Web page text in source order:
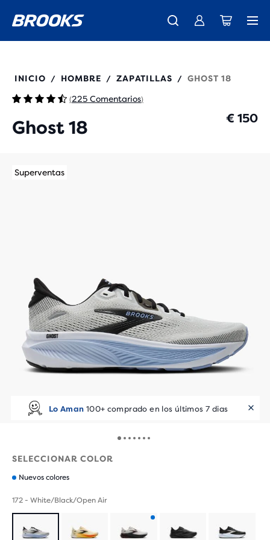
Ya están aquí las nuevas Ghost Amp - Comprar Mujer Hombre
Presentamos la nueva colección Cascadia - Comprar ahora
Envío gratuito en todos los pedidos superiores a € 100
110493
INICIO / HOMBRE / ZAPATILLAS / GHOST 18
(225 Comentarios)
Ghost 18 € 150
Lo Aman 100+ comprado en los últimos 7 dias
Superventas
SELECCIONAR COLOR
Nuevos colores
172 - White/Black/Open Air